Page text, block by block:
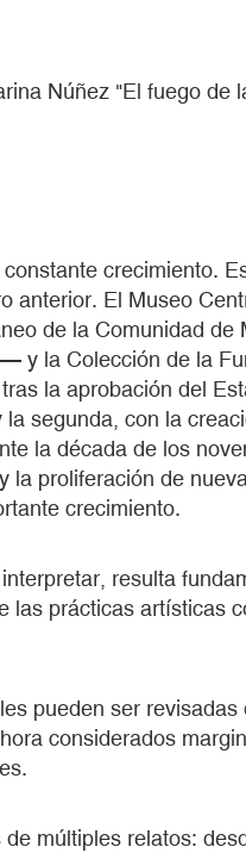
Núñez "El fuego de
crecimiento.
anterior. El Museo
de la Comunidad
y la Colección de la
la aprobación del
segunda, con la
la década de los
la proliferación de
crecimiento.
resulta
las prácticas artísticas
pueden ser revisadas
considerados
múltiples relatos: